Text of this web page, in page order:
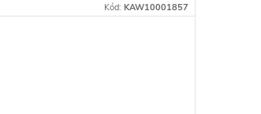
Kód: KAW10001857